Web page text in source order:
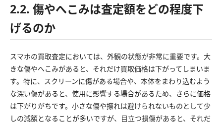
2.2. 傷やへこみは査定額をどの程度下
げるのか
スマホの買取査定においては、外観の状態が非常に重要です。大
きな傷やへこみがあると、それだけ買取価格は下がってしまいま
す。特に、スクリーンに傷がある場合や、本体をまわり込むよう
な深い傷があると、使用に影響する場合があるため、さらに価格
は下がりがちです。小さな傷や擦れは避けられないものとして少
しの減額となることが多いですが、目立つ損傷があると、それだ